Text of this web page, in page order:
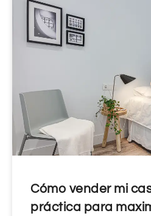
Cómo vender mi
práctica para